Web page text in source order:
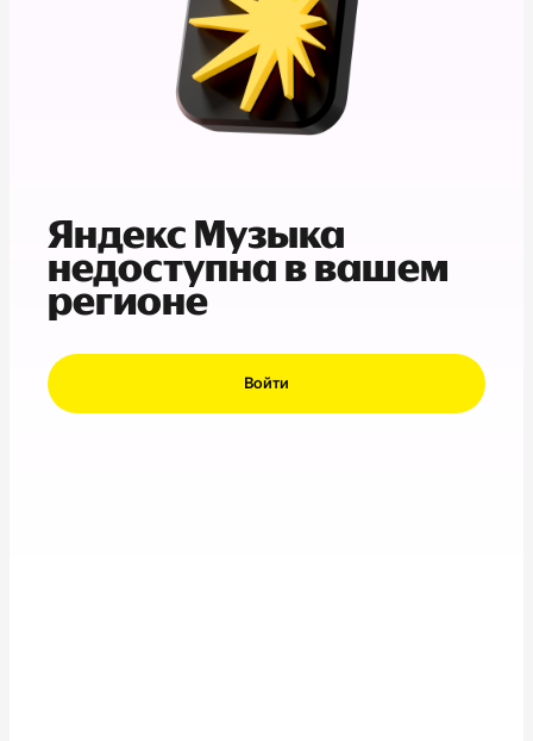
Яндекс Музыка
недоступна в вашем
регионе
Войти